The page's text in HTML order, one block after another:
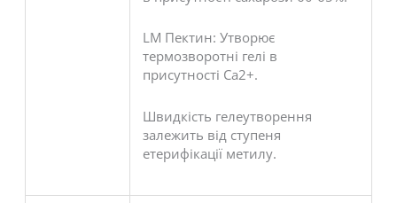
LM Пектин: Утворює
термозворотні гелі в
присутності Ca2+.
Швидкість гелеутворення
залежить від ступеня
етерифікації метилу.